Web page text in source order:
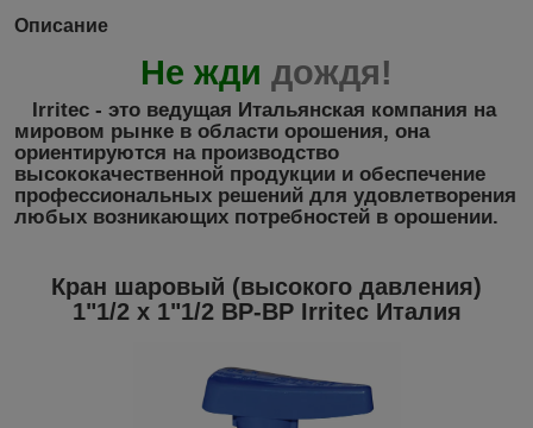
Описание
Не жди дождя!
Irritec - это ведущая Итальянская компания на
мировом рынке в области орошения, она
ориентируются на производство
высококачественной продукции и обеспечение
профессиональных решений для удовлетворения
любых возникающих потребностей в орошении.
Кран шаровый (высокого давления)
1"1/2 х 1"1/2 ВР-ВР Irritec Италия